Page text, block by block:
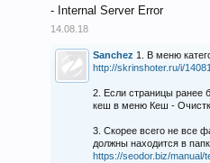
- Internal Server Error
14.08.18
Sanchez 1. В меню
http://skrinshoter.ru/i/
2. Если страницы ранее
кеш в меню Кеш -
3. Скорее всего не все
должны находится в
https://seodor.biz/manual/